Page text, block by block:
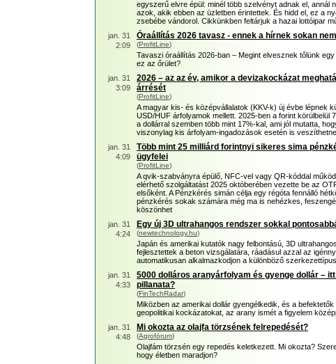
egyszerű elvre épül: minél több szelvényt adnak el, annál
azok, akik ebben az üzletben érintettek. És hidd el, ez a
zsebébe vándorol. Cikkünkben feltárjuk a hazai lottóipar
jan. 31
2:09
Óraállítás 2026 tavasz - ennek a hírnek sokan
(ProfitLine)
Tavaszi óraállítás 2026-ban – Megint elvesznek tőlünk
ez az őrület?
jan. 31
3:09
2026 – az az év, amikor a devizakockázat
árrését
(ProfitLine)
A magyar kis- és középvállalatok (KKV-k) új évbe lépnek
USD/HUF árfolyamok mellett. 2025-ben a forint körülbelül
a dollárral szemben több mint 17%-kal, ami jól mutatta,
viszonylag kis árfolyam-ingadozások esetén is
jan. 31
4:09
Több mint 25 milliárd forintnyi sikeres sima
ügyfelei
(ProfitLine)
A qvik-szabványra épülő, NFC-vel vagy QR-kóddal
elérhető szolgáltatást 2025 októberében vezette be az
elsőként. A Pénzkérés simán célja egy régóta fennálló
pénzkérés sokak számára még ma is nehézkes,
köszönhet
jan. 31
4:24
Egy új 3D ultrahangos rendszer sokkal
(newtechnology.hu)
Japán és amerikai kutatók nagy felbontású, 3D
fejlesztettek a beton vizsgálatára, ráadásul azzal az
automatikusan alkalmazkodjon a különböző
jan. 31
4:33
5000 dolláros aranyárfolyam és gyenge dollár –
pillanata?
(FinTechRadar)
Miközben az amerikai dollár gyengélkedik, és a
geopolitikai kockázatokat, az arany ismét a figyelem
jan. 31
4:48
Mi okozta az olajfa törzsének felrepedését?
(Agrofórum)
Olajfám törzsén egy repedés keletkezett. Mi okozta?
hogy életben maradjon?